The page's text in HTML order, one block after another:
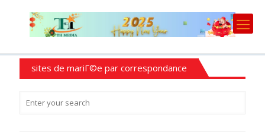
sites de mariГ©e par correspondance